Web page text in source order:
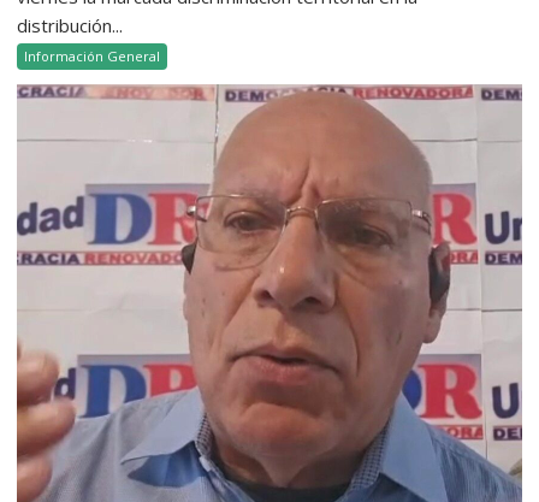
distribución...
Información General